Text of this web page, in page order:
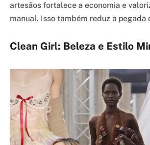
artesãos fortalece a economia e
manual. Isso também reduz a pegada
Clean Girl: Beleza e Estilo